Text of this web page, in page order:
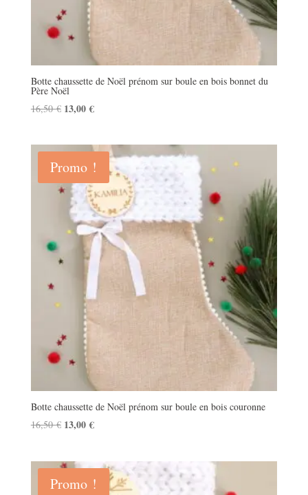
Botte chaussette de Noël prénom sur boule en bois bonnet du
Père Noël
16,50€ Le
était :
16,50 €.
13,00€Le
est :
13,00 €.
Promo !
Botte chaussette de Noël prénom sur boule en bois couronne
16,50€ Le
était :
16,50 €.
13,00€Le
est :
13,00 €.
Promo !